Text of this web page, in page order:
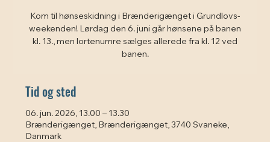
Kom til hønseskidning i Brænderigænget i Grundlovs-
weekenden! Lørdag den 6. juni går hønsene på banen
kl. 13., men lortenumre sælges allerede fra kl. 12 ved
banen.
Tid og sted
06. jun. 2026, 13.00 – 13.30
Brænderigænget, Brænderigænget, 3740 Svaneke,
Danmark